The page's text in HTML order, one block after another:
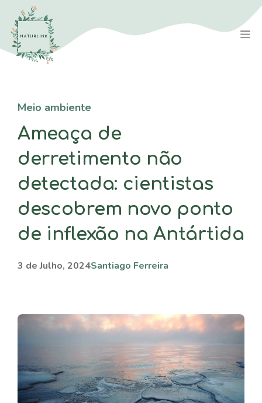
Saltar
para
conteúdo
Meio ambiente
Ameaça de
derretimento não
detectada: cientistas
descobrem novo ponto
de inflexão na Antártida
3 de Julho, 2024Santiago Ferreira